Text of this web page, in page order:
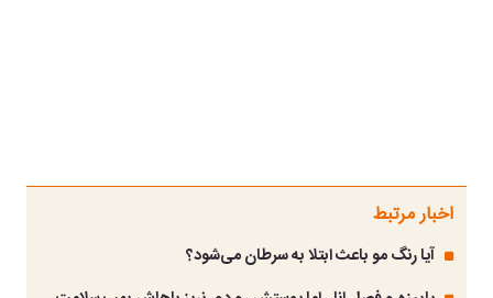
اخبار مرتبط
آیا رنگ مو باعث ابتلا به سرطان می‌شود؟